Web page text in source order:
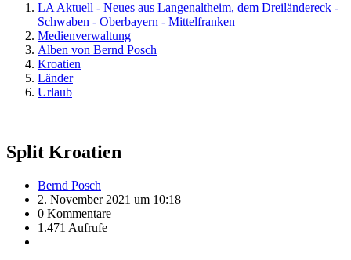
LA Aktuell - Neues aus Langenaltheim, dem Dreiländereck -
Schwaben - Oberbayern - Mittelfranken
Medienverwaltung
Alben von Bernd Posch
Kroatien
Länder
Urlaub
Split Kroatien
Bernd Posch
2. November 2021 um 10:18
0 Kommentare
1.471 Aufrufe